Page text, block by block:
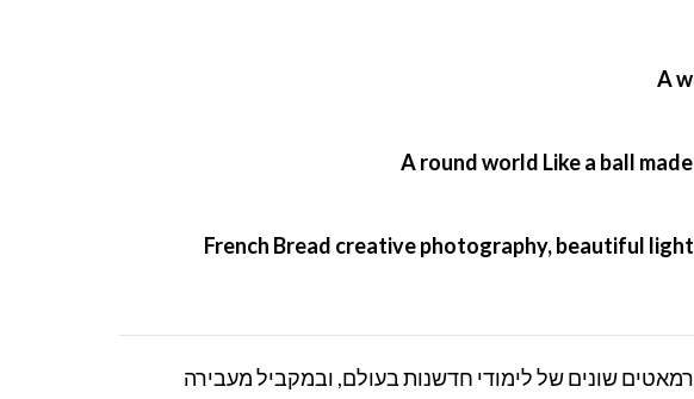
A
A round world Like a ball
French Bread creative photography, beautiful
שונים של לימודי חדשנות בעולם, ובמקביל מעבירה